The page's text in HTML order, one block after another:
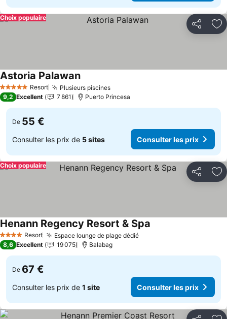
Partager
Choix populaire
5 Étoiles Resort Plusieurs piscinesConsulter les prix
Astoria PalawanConsulter les prix
9,2 Excellent 7 861 Puerto Princesa
De 55 €
Consulter les prix de 5 sites Consulter les prix
Partager
Choix populaire
4 Étoiles Resort Espace lounge de plage dédiéConsulter les prix
Henann Regency Resort & Spa
8,6 Excellent 19 075 Balabag
De 67 €
Consulter les prix de 1 site Consulter les prix